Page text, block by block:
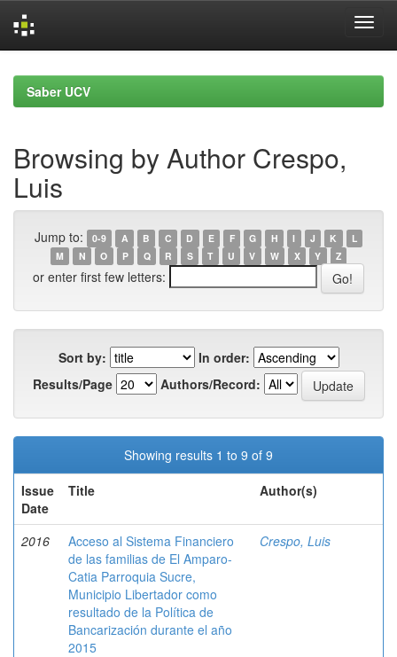
navigationSaber UCV
Browsing by Author Crespo,
Luis
Jump to: 0-9 A B C D E F G H I J K
L
M
N O P Q R S T U V W X Y Z
or enter first few letters:
Sort by:
In order:
Results/Page
Authors/Record:
Showing results 1 to 9 of 9
Issue
Date
Title Author(s)
2016
Acceso al Sistema Financiero
de las familias de El Amparo-
Catia Parroquia Sucre,
Municipio Libertador como
resultado de la Política de
Bancarización durante el año
2015
Crespo, Luis